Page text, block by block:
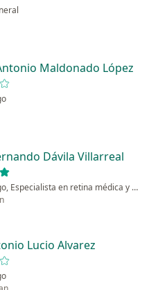
Maldonado López
Dávila Villarreal
Oftalmólogo, Especialista en retina médica y quirúrgica
Lucio Alvarez